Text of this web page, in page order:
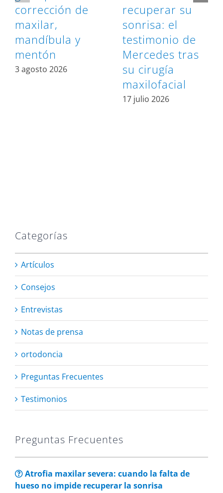
corrección de
maxilar,
mandíbula y
mentón
3 agosto 2026
recuperar su
sonrisa: el
testimonio de
Mercedes tras
su cirugía
maxilofacial
17 julio 2026
Categorías
Artículos
Consejos
Entrevistas
Notas de prensa
ortodoncia
Preguntas Frecuentes
Testimonios
Preguntas Frecuentes
Atrofia maxilar severa: cuando la falta de
hueso no impide recuperar la sonrisa